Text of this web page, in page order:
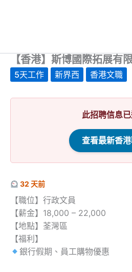
【香港】斯博國際拓展有
5天工作 新界西 香港文職
此招聘信息
查看最新香
32 天前
【職位】行政文員
【薪金】18,000 – 22,000
【地點】荃灣區
【福利】
銀行假期、員工購物優惠